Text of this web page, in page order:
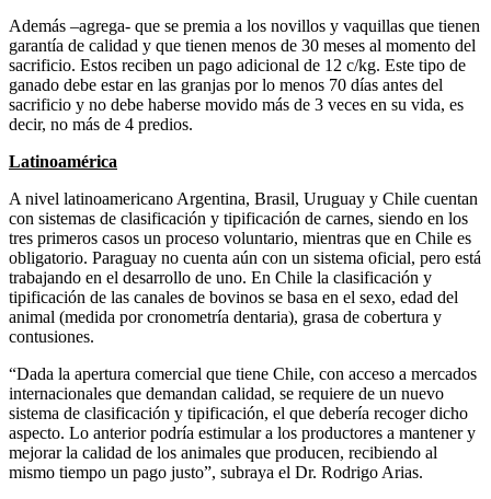
Además –agrega- que se premia a los novillos y vaquillas que tienen
garantía de calidad y que tienen menos de 30 meses al momento del
sacrificio. Estos reciben un pago adicional de 12 c/kg. Este tipo de
ganado debe estar en las granjas por lo menos 70 días antes del
sacrificio y no debe haberse movido más de 3 veces en su vida, es
decir, no más de 4 predios.
Latinoamérica
A nivel latinoamericano Argentina, Brasil, Uruguay y Chile cuentan
con sistemas de clasificación y tipificación de carnes, siendo en los
tres primeros casos un proceso voluntario, mientras que en Chile es
obligatorio. Paraguay no cuenta aún con un sistema oficial, pero está
trabajando en el desarrollo de uno. En Chile la clasificación y
tipificación de las canales de bovinos se basa en el sexo, edad del
animal (medida por cronometría dentaria), grasa de cobertura y
contusiones.
“Dada la apertura comercial que tiene Chile, con acceso a mercados
internacionales que demandan calidad, se requiere de un nuevo
sistema de clasificación y tipificación, el que debería recoger dicho
aspecto. Lo anterior podría estimular a los productores a mantener y
mejorar la calidad de los animales que producen, recibiendo al
mismo tiempo un pago justo”, subraya el Dr. Rodrigo Arias.